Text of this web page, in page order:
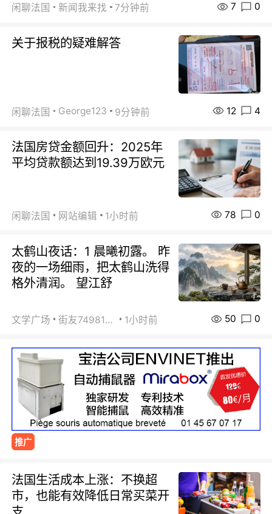
闲聊法国 新闻我来找 7分钟前 7 0
关于报税的疑难解答
闲聊法国 George123 9分钟前 12 4
法国房贷金额回升：2025年
平均贷款额达到19.39万欧元
闲聊法国 网站编辑 1小时前 78 0
太鹤山夜话：1 晨曦初露。 昨
夜的一场细雨，把太鹤山洗得
格外清润。 望江舒
文学广场 街友74981146 1小时前 50 0
推广
法国生活成本上涨：不换超
市，也能有效降低日常买菜开